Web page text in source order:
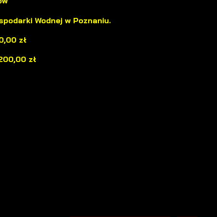
Wodnej w Poznaniu.
zł
zł